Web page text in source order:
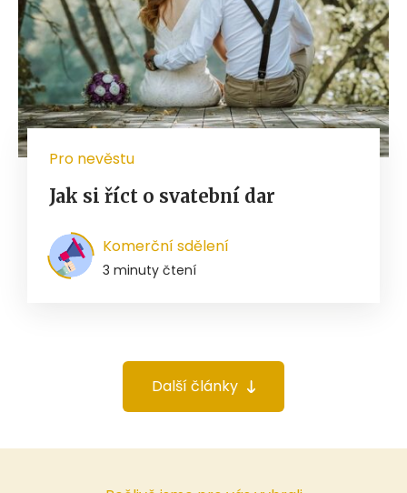
Pro nevěstu
Jak si říct o svatební dar
Komerční sdělení
3 minuty čtení
Další články